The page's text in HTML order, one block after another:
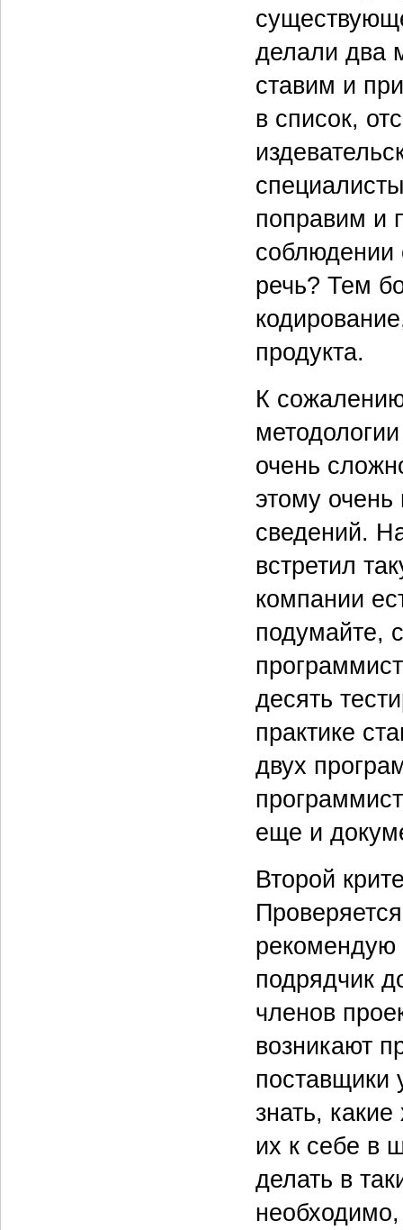
делали два
ставим и
в список,
поправим и
соблюдении
речь? Тем
продукта.
К
очень
этому
сведений.
встретил
компании
подумайте,
десять
практике
двух
еще и
Второй
рекомендую
подрядчик
членов
возникают
поставщики
знать,
их к себе в
делать в
необходимо,